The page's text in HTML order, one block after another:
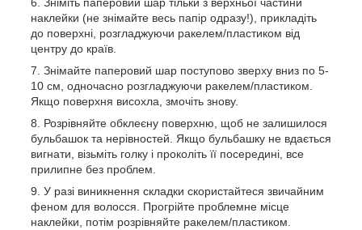
Зніміть паперовий шар тільки з верхньої частини
наклейки (не знімайте весь папір одразу!), прикладіть
до поверхні, розгладжуючи ракелем/пластиком від
центру до країв.
Знімайте паперовий шар поступово зверху вниз по 5-
10 см, одночасно розгладжуючи ракелем/пластиком.
Якщо поверхня висохла, змочіть знову.
Розрівняйте обклеєну поверхню, щоб не залишилося
бульбашок та нерівностей. Якщо бульбашку не вдається
вигнати, візьміть голку і проколіть її посередині, все
прилипне без проблем.
У разі виникнення складки скористайтеся звичайним
феном для волосся. Прогрійте проблемне місце
наклейки, потім розрівняйте ракелем/пластиком.